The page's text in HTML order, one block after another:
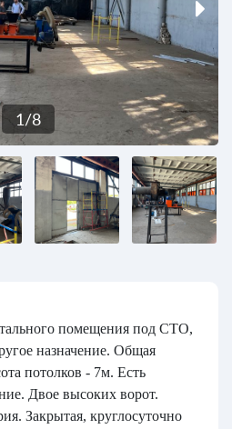
1/8
помещения под СТО,
назначение. Общая
потолков - 7м. Есть
Двое высоких ворот.
Закрытая, круглосуточно